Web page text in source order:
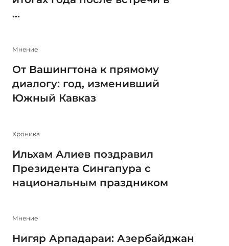
...
Мнение
От Вашингтона к прямому
диалогу: год, изменивший
Южный Кавказ
Xроника
Ильхам Алиев поздравил
Президента Сингапура с
национальным праздником
Мнение
Нигяр Арпадараи: Азербайджан